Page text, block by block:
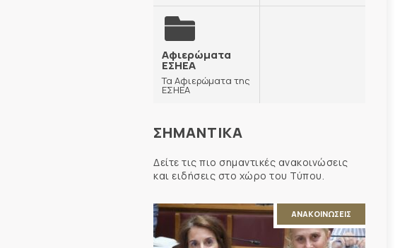
Αφιερώματα
ΕΣΗΕΑ
Τα Αφιερώματα της
ΕΣΗΕΑ
ΣΗΜΑΝΤΙΚΑ
Δείτε τις πιο σημαντικές ανακοινώσεις
και ειδήσεις στο χώρο του Τύπου.
ΑΝΑΚΟΙΝΩΣΕΙΣ